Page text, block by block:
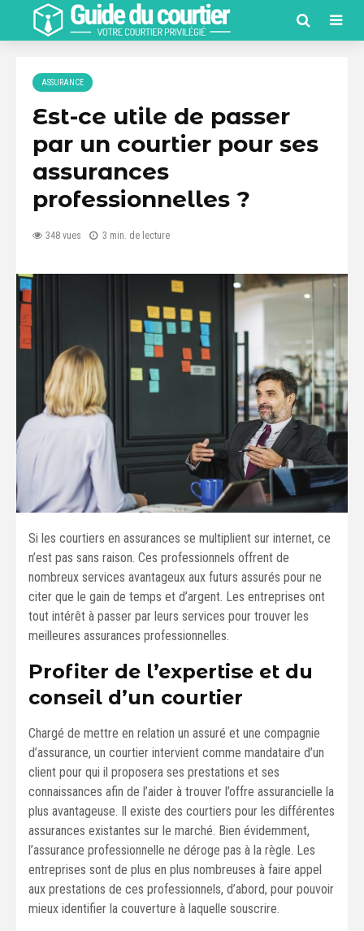
ASSURANCE
Est-ce utile de passer
par un courtier pour ses
assurances
professionnelles ?
348 vues 3 min. de lecture
Si les courtiers en assurances se multiplient sur internet, ce
n’est pas sans raison. Ces professionnels offrent de
nombreux services avantageux aux futurs assurés pour ne
citer que le gain de temps et d’argent. Les entreprises ont
tout intérêt à passer par leurs services pour trouver les
meilleures assurances professionnelles.
Profiter de l’expertise et du
conseil d’un courtier
Chargé de mettre en relation un assuré et une compagnie
d’assurance, un courtier intervient comme mandataire d’un
client pour qui il proposera ses prestations et ses
connaissances afin de l’aider à trouver l’offre assurancielle la
plus avantageuse. Il existe des courtiers pour les différentes
assurances existantes sur le marché. Bien évidemment,
l’assurance professionnelle ne déroge pas à la règle. Les
entreprises sont de plus en plus nombreuses à faire appel
aux prestations de ces professionnels, d’abord, pour pouvoir
mieux identifier la couverture à laquelle souscrire.